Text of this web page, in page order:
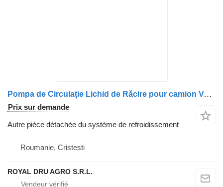
Pompa de Circulație Lichid de Răcire pour camion Valeo Aquavent 6000 C pentru Scania 2119652 1852417
Prix sur demande
Autre pièce détachée du système de refroidissement
Roumanie, Cristesti
ROYAL DRU AGRO S.R.L.